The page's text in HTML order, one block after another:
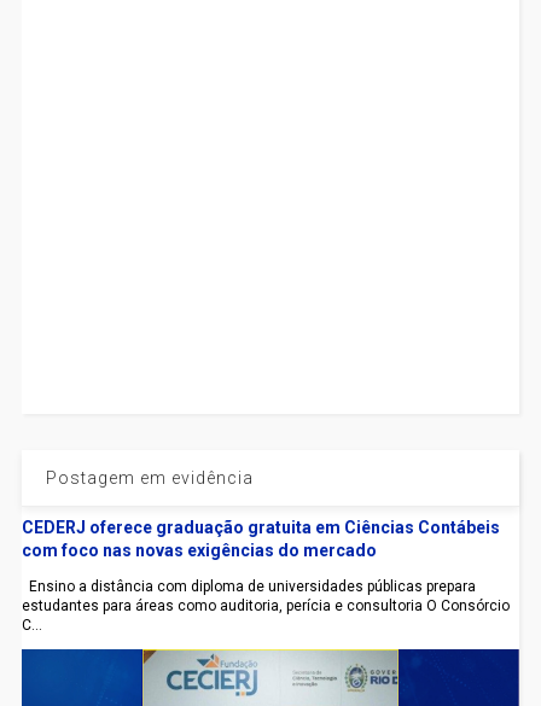
Postagem em evidência
CEDERJ oferece graduação gratuita em Ciências Contábeis
com foco nas novas exigências do mercado
Ensino a distância com diploma de universidades públicas prepara
estudantes para áreas como auditoria, perícia e consultoria O Consórcio
C...